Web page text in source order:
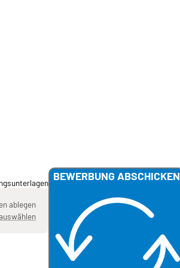
ablegen
BEWERBUNG ABSCHICKEN